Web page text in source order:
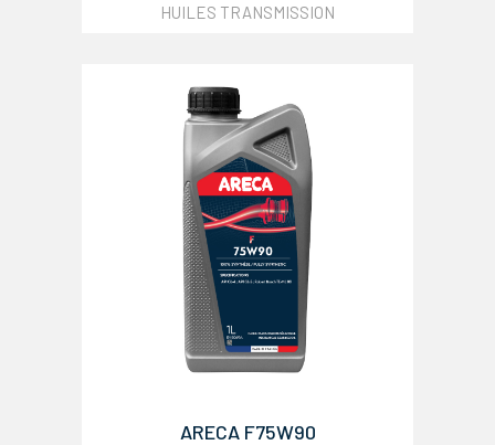
HUILES TRANSMISSION
ARECA F75W90